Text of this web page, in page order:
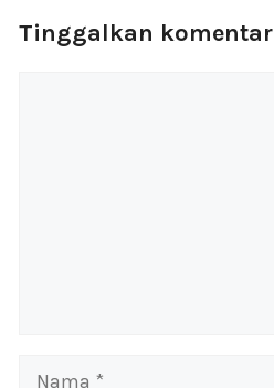
Tinggalkan komentar
Nama